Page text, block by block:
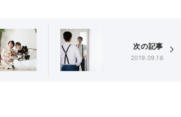
次の記事
2019.09.16